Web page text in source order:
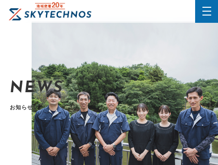
NEWS
お知らせ